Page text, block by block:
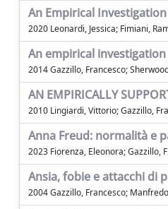
An Empirical
2020 Leonardi, Jessica; Fimiani,
An empirical
2014 Gazzillo, Francesco;
AN EMPIRICALLY
2010 Lingiardi, Vittorio; Gazzillo,
Anna Freud: normalità e
2023 Fiorenza, Eleonora; Gazzillo,
Ansia, fobie e attacchi di
2004 Gazzillo, Francesco;